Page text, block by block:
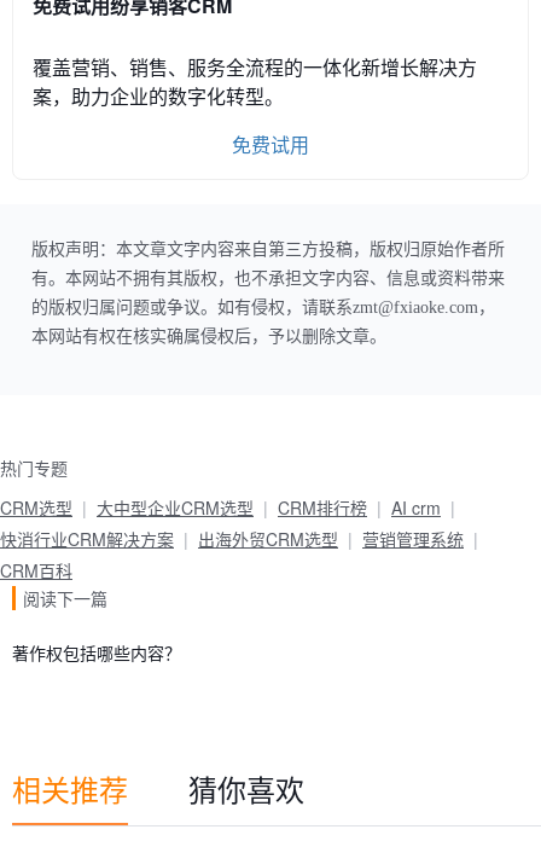
免费试用纷享销客CRM
覆盖营销、销售、服务全流程的一体化新增长解决方
案，助力企业的数字化转型。
免费试用
版权声明：本文章文字内容来自第三方投稿，版权归原始作者所
有。本网站不拥有其版权，也不承担文字内容、信息或资料带来
的版权归属问题或争议。如有侵权，请联系zmt@fxiaoke.com，
本网站有权在核实确属侵权后，予以删除文章。
热门专题
CRM选型
大中型企业CRM选型 CRM排行榜
AI crm
快消行业CRM解决方案
出海外贸CRM选型
营销管理系统
CRM百科
阅读下一篇
著作权包括哪些内容？
相关推荐 猜你喜欢